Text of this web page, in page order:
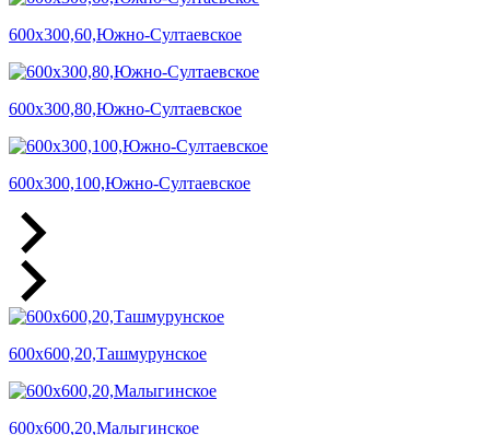
600х300,60,Южно-Султаевское
600х300,80,Южно-Султаевское
600х300,100,Южно-Султаевское
600х600,20,Ташмурунское
600х600,20,Малыгинское